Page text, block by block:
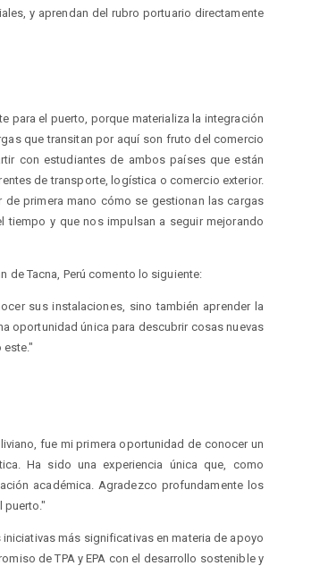
y aprendan del rubro portuario directamente
para el puerto, porque materializa la integración
que transitan por aquí son fruto del comercio
con estudiantes de ambos países que están
de transporte, logística o comercio exterior.
primera mano cómo se gestionan las cargas
tiempo y que nos impulsan a seguir mejorando
de Tacna, Perú comento lo siguiente:
sus instalaciones, sino también aprender la
oportunidad única para descubrir cosas nuevas
fue mi primera oportunidad de conocer un
Ha sido una experiencia única que, como
académica. Agradezco profundamente los
puerto."
más significativas en materia de apoyo
de TPA y EPA con el desarrollo sostenible y